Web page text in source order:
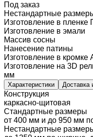
Под заказ
Нестандартные
Изготовление в
Изготовление в эмали
Массив сосны
Нанесение патины
Изготовление в кромке
Изготовление на 3D
мм
Характеристики Доставка
Конструкция
каркасно-щитовая
Стандартные размеры
от 400 мм и до 950 мм
Нестандартные